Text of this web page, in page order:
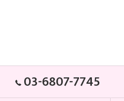
03-6807-7745